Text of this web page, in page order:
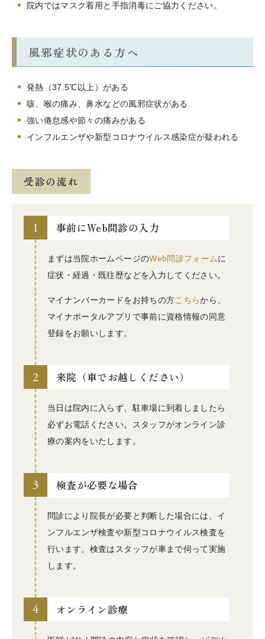
院内ではマスク着用と手指消毒にご協力ください。
風邪症状のある方へ
発熱（37.5℃以上）がある
咳、喉の痛み、鼻水などの風邪症状がある
強い倦怠感や節々の痛みがある
インフルエンザや新型コロナウイルス感染症が疑われる
受診の流れ
1 事前にWeb問診の入力
まずは当院ホームページのWeb問診フォームに
症状・経過・既往歴などを入力してください。
マイナンバーカードをお持ちの方こちらから、
マイナポータルアプリで事前に資格情報の同意
登録をお願いします。
2 来院（車でお越しください）
当日は院内に入らず、駐車場に到着しましたら
必ずお電話ください。スタッフがオンライン診
療の案内をいたします。
3 検査が必要な場合
問診により院長が必要と判断した場合には、イ
ンフルエンザ検査や新型コロナウイルス検査を
行います。検査はスタッフが車まで伺って実施
します。
4 オンライン診療